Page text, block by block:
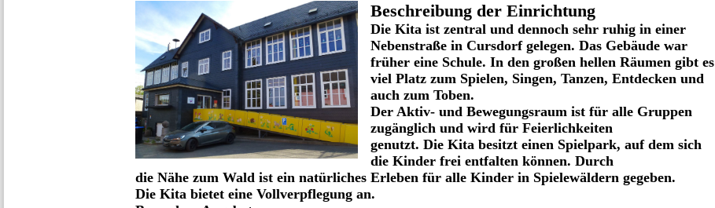
Beschreibung der Einrichtung
Die Kita ist zentral und dennoch sehr ruhig in einer
Nebenstraße in Cursdorf gelegen. Das Gebäude war
früher eine Schule. In den großen hellen Räumen gibt es
viel Platz zum Spielen, Singen, Tanzen, Entdecken und
auch zum Toben.
Der Aktiv- und Bewegungsraum ist für alle Gruppen
zugänglich und wird für Feierlichkeiten
genutzt. Die Kita besitzt einen Spielpark, auf dem sich
die Kinder frei entfalten können. Durch
die Nähe zum Wald ist ein natürliches Erleben für alle Kinder in Spielewäldern gegeben.
Die Kita bietet eine Vollverpflegung an.